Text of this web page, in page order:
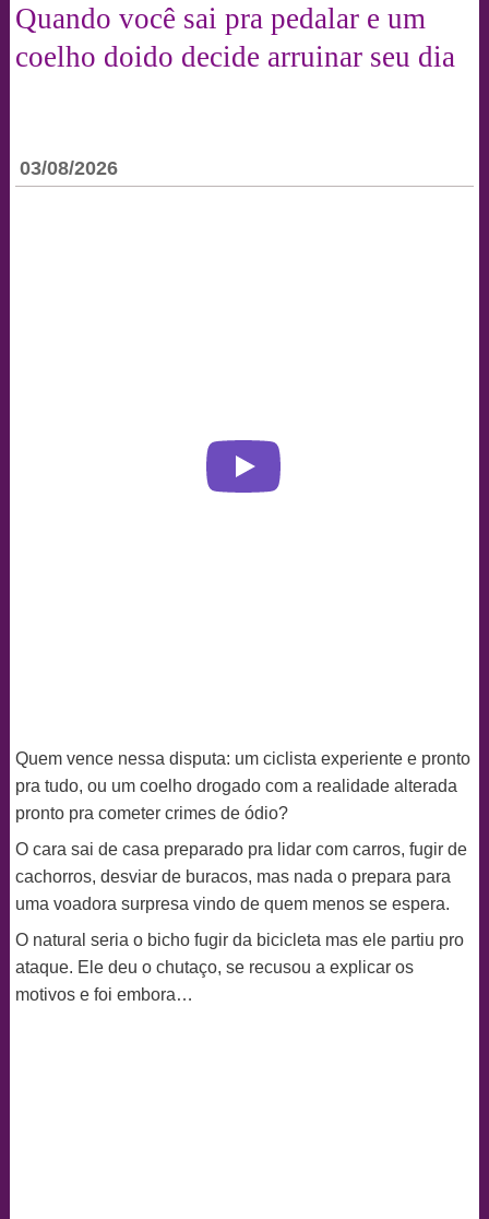
Quando você sai pra pedalar e um
coelho doido decide arruinar seu dia
03/08/2026
Quem vence nessa disputa: um ciclista experiente e pronto
pra tudo, ou um coelho drogado com a realidade alterada
pronto pra cometer crimes de ódio?
O cara sai de casa preparado pra lidar com carros, fugir de
cachorros, desviar de buracos, mas nada o prepara para
uma voadora surpresa vindo de quem menos se espera.
O natural seria o bicho fugir da bicicleta mas ele partiu pro
ataque. Ele deu o chutaço, se recusou a explicar os
motivos e foi embora…